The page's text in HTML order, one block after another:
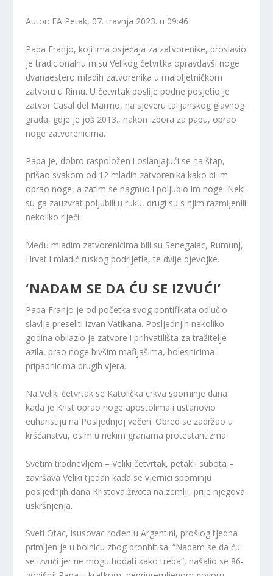
Autor: FA Petak, 07. travnja 2023. u 09:46
Papa Franjo, koji ima osjećaja za zatvorenike, proslavio
je tradicionalnu misu Velikog četvrtka opravdavši noge
dvanaestero mladih zatvorenika u maloljetničkom
zatvoru u Rimu. U četvrtak poslije podne posjetio je
zatvor Casal del Marmo, na sjeveru talijanskog glavnog
grada, gdje je još 2013., nakon izbora za papu, oprao
noge zatvorenicima.
Papa je, dobro raspoložen i oslanjajući se na štap,
prišao svakom od 12 mladih zatvorenika kako bi im
oprao noge, a zatim se nagnuo i poljubio im noge. Neki
su ga zauzvrat poljubili u ruku, drugi su s njim razmijenili
nekoliko riječi.
Među mladim zatvorenicima bili su Senegalac, Rumunj,
Hrvat i mladić ruskog podrijetla, te dvije djevojke.
‘NADAM SE DA ĆU SE IZVUĆI’
Papa Franjo je od početka svog pontifikata odlučio
slavlje preseliti izvan Vatikana. Posljednjih nekoliko
godina obilazio je zatvore i prihvatilišta za tražitelje
azila, prao noge bivšim mafijašima, bolesnicima i
pripadnicima drugih vjera.
Na Veliki četvrtak se Katolička crkva spominje dana
kada je Krist oprao noge apostolima i ustanovio
euharistiju na Posljednjoj večeri. Obred se zadržao u
kršćanstvu, osim u nekim granama protestantizma.
Svetim trodnevljem – Veliki četvrtak, petak i subota –
završava Veliki tjedan kada se vjernici spominju
posljednjih dana Kristova života na zemlji, prije njegova
uskršnjenja.
Sveti Otac, isusovac rođen u Argentini, prošlog tjedna
primljen je u bolnicu zbog bronhitisa. “Nadam se da ću
se izvući jer ne mogu hodati kako treba”, našalio se 86-